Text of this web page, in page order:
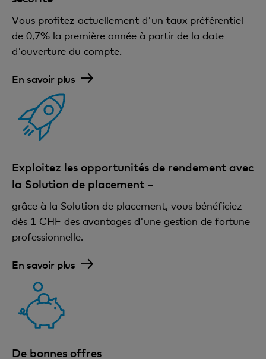
Vous profitez actuellement d'un taux préférentiel
de 0,7% la première année à partir de la date
d'ouverture du compte.
En savoir plus
Exploitez les opportunités de rendement avec
la Solution de placement –
grâce à la Solution de placement, vous bénéficiez
dès 1 CHF des avantages d'une gestion de fortune
professionnelle.
En savoir plus
De bonnes offres